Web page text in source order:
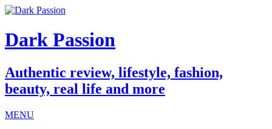
Dark Passion
Authentic review, lifestyle, fashion,
beauty, real life and more
MENU